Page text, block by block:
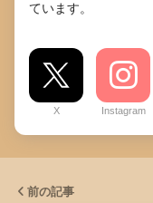
ています。
X Instagram
前の記事